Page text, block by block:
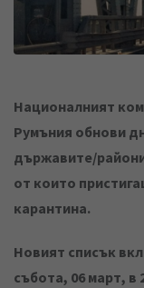
Националният
Румъния обнови
държавите/
от които
карантина.
Новият списък
събота, 06 март, в